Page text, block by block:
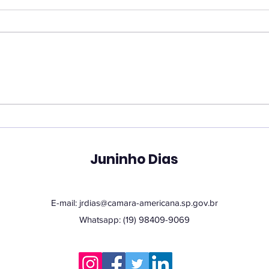
propõe ampliação do
Juninho Dias
E-mail: jrdias@camara-americana.sp.gov.br
Whatsapp: (19) 98409-9069